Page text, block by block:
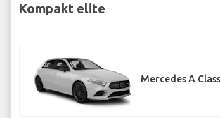
Kompakt elite
Mercedes A Class